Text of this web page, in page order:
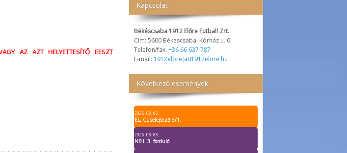
Kapcsolat
Békéscsaba 1912 Előre Futball Zrt.
Cím: 5600 Békéscsaba, Kórház u. 6.
Telefon/fax: +36 66 637 787
E-mail: 1912elore(at)1912elore.hu
Következő események
2026. 08. 06.
EL, CL selejtező 3/1.
2026. 08. 08.
NB I. 3. forduló
AZ AZT HELYETTESÍTŐ EESZT